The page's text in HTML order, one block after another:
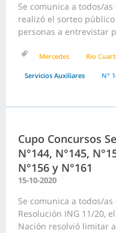
Se comunica a todos/
realizó el sorteo
personas a entrevistar
Mercedes Rio
Servicios Auxiliares N°
Cupo Concursos
N°144, N°145,
N°156 y N°161
15-10-2020
Se comunica a todos/
Resolución ING 11/20,
Nación resolvió limitar